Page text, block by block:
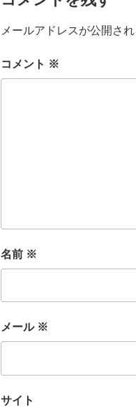
メールアドレスが公開さ
コメント ※
名前 ※
メール ※
サイト